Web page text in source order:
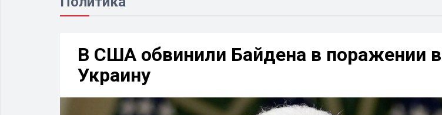
В США обвинили Байдена в поражении в
Украину